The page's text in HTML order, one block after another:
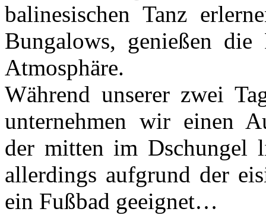
balinesischen Tanz
Bungalows, genießen
Atmosphäre.
Während unserer zwei
unternehmen wir einen
der mitten im Dschungel
allerdings aufgrund der
ein Fußbad geeignet…